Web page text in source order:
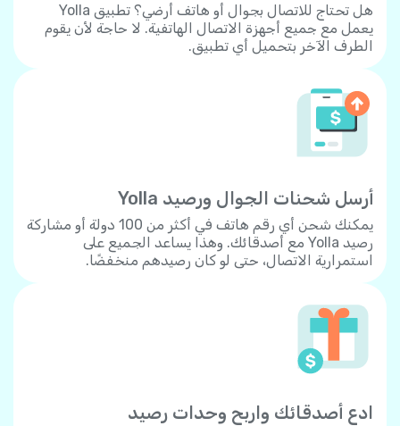
هل تحتاج للاتصال بجوال أو هاتف أرضي؟ تطبيق Yolla
يعمل مع جميع أجهزة الاتصال الهاتفية. لا حاجة لأن يقوم
الطرف الآخر بتحميل أي تطبيق.
أرسل شحنات الجوال ورصيد Yolla
يمكنك شحن أي رقم هاتف في أكثر من 100 دولة أو مشاركة
رصيد Yolla مع أصدقائك. وهذا يساعد الجميع على
استمرارية الاتصال، حتى لو كان رصيدهم منخفضًا.
ادع أصدقائك واربح وحدات رصيد